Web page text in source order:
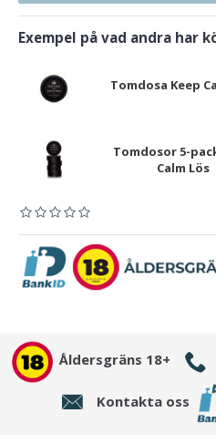
Exempel på vad andra har
Tomdosa Keep
Tomdosor 5-
Calm Lös
Åldersgräns 18+
Kontakta oss